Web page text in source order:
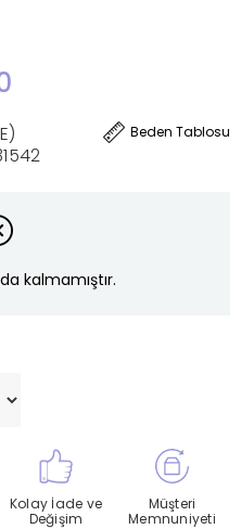
Beden Tablosu
kalmamıştır.
Kolay İade ve
Değişim
Müşteri
Memnuniyeti